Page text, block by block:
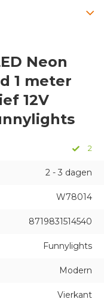
Neon
1 meter
12V
2
2 - 3 dagen
W78014
8719831514540
Funnylights
Modern
Vierkant